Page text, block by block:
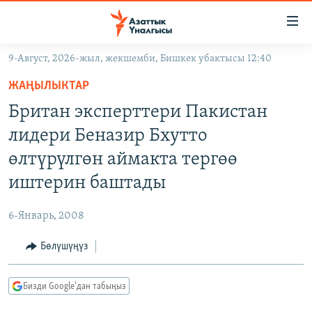
Навигацияга
өтүңүз
Издөөгө
салыңыз
ДҮЙНӨ
УКРАИНА
АТАЙЫН ИЛИКТӨӨ
БҮГҮН АЗАТТЫКТА
ЭКСПЕРТТЕР ТАЛДАЙТ
БИЗ ЖАНА ДҮЙНӨ
ПОДКАСТ
ӨЗГӨЧӨ ПИКИР
Русский
9-Август, 2026-жыл, жекшемби, Бишкек убактысы 12:40
ЖАҢЫЛЫКТАР
Британ эксперттери Пакистан
лидери Беназир Бхутто
өлтүрүлгөн аймакта тергөө
иштерин баштады
6-Январь, 2008
Бөлүшүңүз
Бизди Google'дан табыңыз